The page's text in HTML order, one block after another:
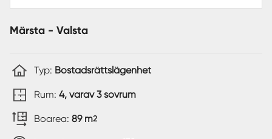
Märsta - Valsta
Typ: Bostadsrättslägenhet
Rum: 4, varav 3 sovrum
Boarea: 89 m2